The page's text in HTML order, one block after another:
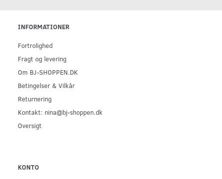
INFORMATIONER
Fortrolighed
Fragt og levering
Om BJ-SHOPPEN.DK
Betingelser & Vilkår
Returnering
Kontakt: nina@bj-shoppen.dk
Oversigt
KONTO